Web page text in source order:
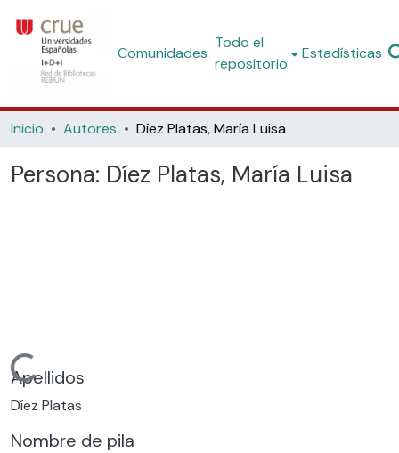
Comunidades
Todo el
repositorio
Estadísticas
Inicio Autores Díez Platas, María Luisa
Persona: Díez Platas, María Luisa
Cargando...
Apellidos
Díez Platas
Nombre de pila